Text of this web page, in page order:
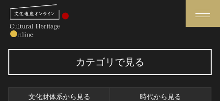
カテゴリで見る
文化財体系から見る 時代から見る